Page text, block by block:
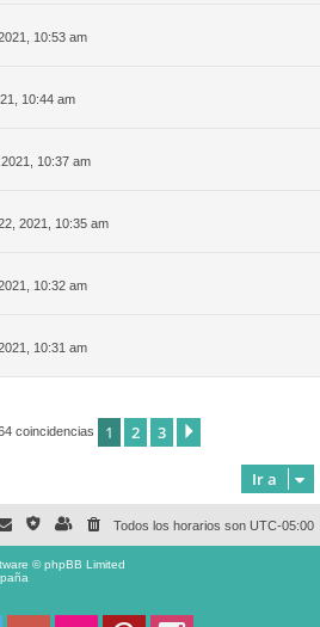
10:53 am
10:44 am
10:37 am
2021, 10:35 am
10:32 am
10:31 am
coincidencias 1 2 3
Ir a
Todos los horarios son UTC-05:00
© phpBB Limited